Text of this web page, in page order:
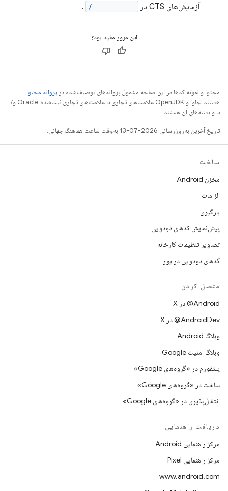
آزمایش‌های CTS در
.
این مرور مفید بود؟
محتوا و نمونه کدها در این صفحه مشمول پروانه‌های توصیف‌شده در پروانه محتوا
هستند. جاوا و OpenJDK علامت‌های تجاری یا علامت‌های تجاری ثبت‌شده Oracle و/
یا وابسته‌های آن هستند.
تاریخ آخرین به‌روزرسانی 2026-07-13 به‌وقت ساعت هماهنگ جهانی.
ساخت
مخزن Android
الزامات
بارگیری
پیش‌نمایش کدهای دودویی
تصاویر تنظیمات کارخانه
کدهای دودویی درایور
متصل کردن
‫‎@Android در X
‫‎@AndroidDev در X
وبلاگ Android
وبلاگ امنیت Google
پلتفورم در «گروه‌های Google»
ساخت در «گروه‌های Google»
انتقال‌پذیری در «گروه‌های Google»
دریافت راهنمایی
مرکز راهنمایی Android
مرکز راهنمایی Pixel
www.android.com